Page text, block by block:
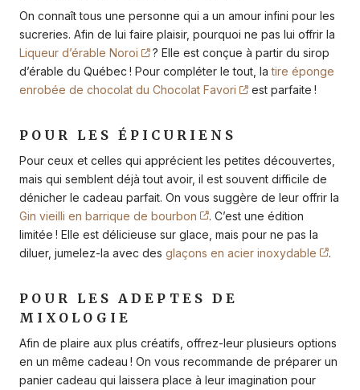
On connaît tous une personne qui a un amour infini pour les
sucreries. Afin de lui faire plaisir, pourquoi ne pas lui offrir la
Liqueur d’érable Noroi
? Elle est conçue à partir du sirop
d’érable du Québec ! Pour compléter le tout, latire éponge
enrobée de chocolat du Chocolat Favori
est parfaite !
POUR LES ÉPICURIENS
Pour ceux et celles qui apprécient les petites découvertes,
mais qui semblent déjà tout avoir, il est souvent difficile de
dénicher le cadeau parfait. On vous suggère de leur offrir la
Gin vieilli en barrique de bourbon
. C’est une édition
limitée ! Elle est délicieuse sur glace, mais pour ne pas la
diluer, jumelez-la avec des glaçons en acier inoxydable .
POUR LES ADEPTES DE
MIXOLOGIE
Afin de plaire aux plus créatifs, offrez-leur plusieurs options
en un même cadeau ! On vous recommande de préparer un
panier cadeau qui laissera place à leur imagination pour